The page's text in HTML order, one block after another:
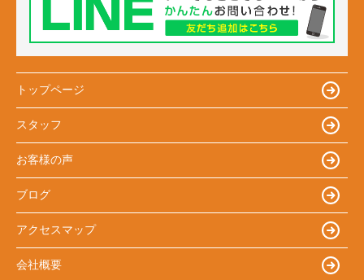
トップページ
スタッフ
お客様の声
ブログ
アクセスマップ
会社概要